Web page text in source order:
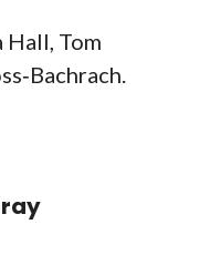
Hall, Tom